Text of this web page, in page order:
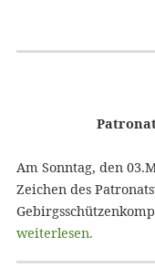
Am Sonntag, den
Zeichen des
weiterlesen.